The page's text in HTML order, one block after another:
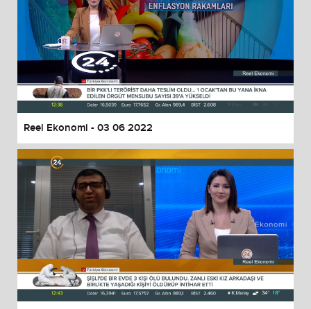
Reel Ekonomi - 03 06 2022